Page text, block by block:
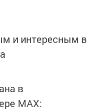
и интересным в
в
MАХ: